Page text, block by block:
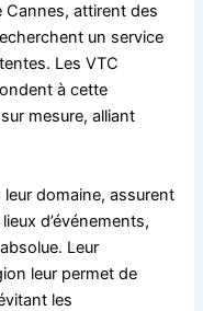
Cannes, attirent des
un service
Les VTC
à cette
mesure, alliant
domaine, assurent
d’événements,
Leur
leur permet de
les